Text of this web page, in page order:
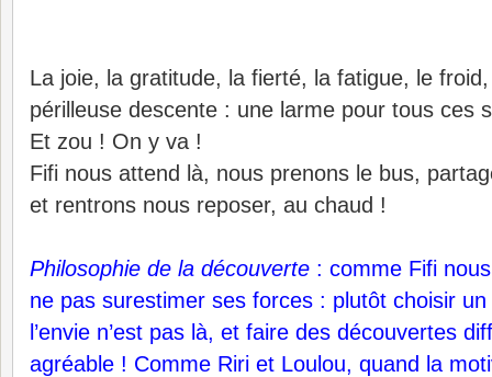
La joie, la gratitude, la fierté, la fatigue, le
périlleuse descente : une larme pour tous ces
Et zou ! On y va !
Fifi nous attend là, nous prenons le bus,
et rentrons nous reposer, au chaud !
Philosophie de la découverte : comme Fifi
ne pas surestimer ses forces : plutôt choisir
l’envie n’est pas là, et faire des découvertes
agréable ! Comme Riri et Loulou, quand la